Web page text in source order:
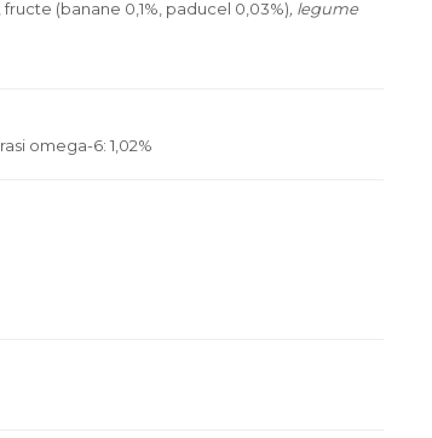
(banane 0,1%, paducel 0,03%), legume
omega-6: 1,02%